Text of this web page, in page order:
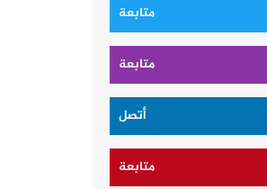
متابعة
متابعة
أتصل
متابعة